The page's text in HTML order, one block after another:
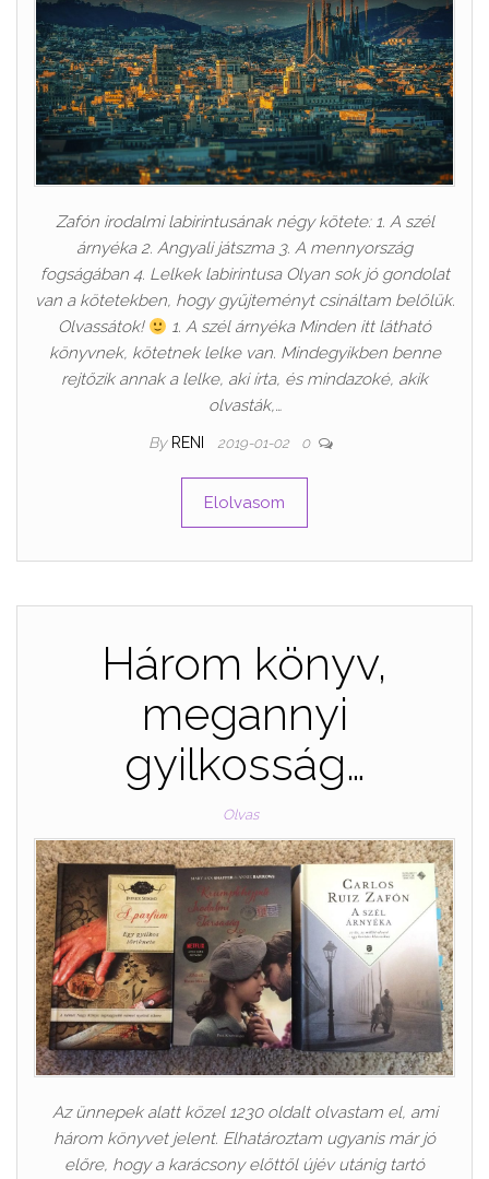
Zafón irodalmi labirintusának négy kötete: 1. A szél
árnyéka 2. Angyali játszma 3. A mennyország
fogságában 4. Lelkek labirintusa Olyan sok jó gondolat
van a kötetekben, hogy gyűjteményt csináltam belőlük.
Olvassátok!
1. A szél árnyéka Minden itt látható
könyvnek, kötetnek lelke van. Mindegyikben benne
rejtőzik annak a lelke, aki írta, és mindazoké, akik
olvasták,…
By RENI 2019-01-02 0
Elolvasom
Három könyv,
megannyi
gyilkosság…
Olvas
Az ünnepek alatt közel 1230 oldalt olvastam el, ami
három könyvet jelent. Elhatároztam ugyanis már jó
előre, hogy a karácsony előttől újév utánig tartó